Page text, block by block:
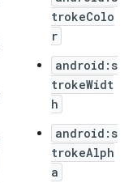
trokeColo
r
android:s
trokeWidt
h
android:s
trokeAlph
a